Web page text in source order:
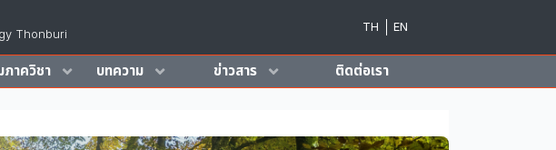
Thonburi
TH EN
ภาควิชา บทความ ข่าวสาร ติดต่อเรา